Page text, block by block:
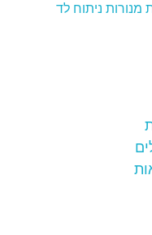
מנורות ניתוח לד